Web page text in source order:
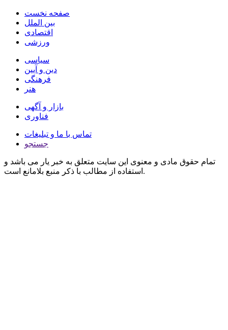
صفحه نخست
بین الملل
اقتصادی
ورزشی
سیاسی
دین و آیین
فرهنگی
هنر
بازار و آگهی
فناوری
تماس با ما و تبلیغات
جستجو
تمام حقوق مادی و معنوی این سایت متعلق به خبر یار می باشد و
استفاده از مطالب با ذکر منبع بلامانع است.